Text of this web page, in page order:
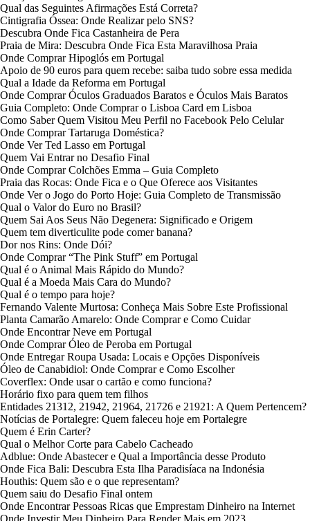
Qual das Seguintes Afirmações Está Correta?
Cintigrafia Óssea: Onde Realizar pelo SNS?
Descubra Onde Fica Castanheira de Pera
Praia de Mira: Descubra Onde Fica Esta Maravilhosa Praia
Onde Comprar Hipoglós em Portugal
Apoio de 90 euros para quem recebe: saiba tudo sobre essa medida
Qual a Idade da Reforma em Portugal
Onde Comprar Óculos Graduados Baratos e Óculos Mais Baratos
Guia Completo: Onde Comprar o Lisboa Card em Lisboa
Como Saber Quem Visitou Meu Perfil no Facebook Pelo Celular
Onde Comprar Tartaruga Doméstica?
Onde Ver Ted Lasso em Portugal
Quem Vai Entrar no Desafio Final
Onde Comprar Colchões Emma – Guia Completo
Praia das Rocas: Onde Fica e o Que Oferece aos Visitantes
Onde Ver o Jogo do Porto Hoje: Guia Completo de Transmissão
Qual o Valor do Euro no Brasil?
Quem Sai Aos Seus Não Degenera: Significado e Origem
Quem tem diverticulite pode comer banana?
Dor nos Rins: Onde Dói?
Onde Comprar “The Pink Stuff” em Portugal
Qual é o Animal Mais Rápido do Mundo?
Qual é a Moeda Mais Cara do Mundo?
Qual é o tempo para hoje?
Fernando Valente Murtosa: Conheça Mais Sobre Este Profissional
Planta Camarão Amarelo: Onde Comprar e Como Cuidar
Onde Encontrar Neve em Portugal
Onde Comprar Óleo de Peroba em Portugal
Onde Entregar Roupa Usada: Locais e Opções Disponíveis
Óleo de Canabidiol: Onde Comprar e Como Escolher
Coverflex: Onde usar o cartão e como funciona?
Horário fixo para quem tem filhos
Entidades 21312, 21942, 21964, 21726 e 21921: A Quem Pertencem?
Notícias de Portalegre: Quem faleceu hoje em Portalegre
Quem é Erin Carter?
Qual o Melhor Corte para Cabelo Cacheado
Adblue: Onde Abastecer e Qual a Importância desse Produto
Onde Fica Bali: Descubra Esta Ilha Paradisíaca na Indonésia
Houthis: Quem são e o que representam?
Quem saiu do Desafio Final ontem
Onde Encontrar Pessoas Ricas que Emprestam Dinheiro na Internet
Onde Investir Meu Dinheiro Para Render Mais em 2023